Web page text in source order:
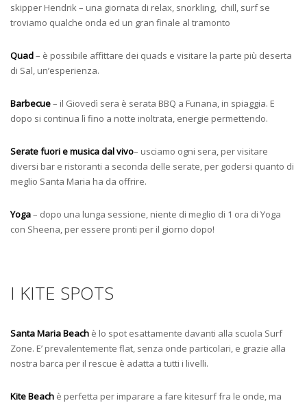
skipper Hendrik – una giornata di relax, snorkling, chill, surf se
troviamo qualche onda ed un gran finale al tramonto
Quad– è possibile affittare dei quads e visitare la parte più deserta
di Sal, un’esperienza.
Barbecue– il Giovedì sera è serata BBQ a Funana, in spiaggia. E
dopo si continua lì fino a notte inoltrata, energie permettendo.
Serate fuori e musica dal vivo– usciamo ogni sera, per visitare
diversi bar e ristoranti a seconda delle serate, per godersi quanto di
meglio Santa Maria ha da offrire.
Yoga– dopo una lunga sessione, niente di meglio di 1 ora di Yoga
con Sheena, per essere pronti per il giorno dopo!
I KITE SPOTS
Santa Maria Beach è lo spot esattamente davanti alla scuola Surf
Zone. E’ prevalentemente flat, senza onde particolari, e grazie alla
nostra barca per il rescue è adatta a tutti i livelli.
Kite Beach è perfetta per imparare a fare kitesurf fra le onde, ma